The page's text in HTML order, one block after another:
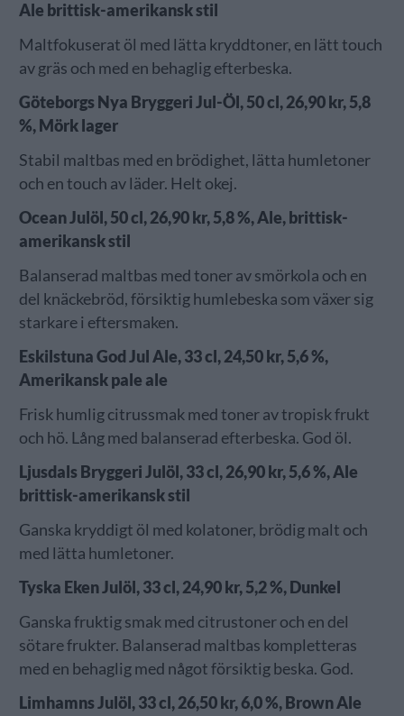
Ale brittisk-amerikansk stil
Maltfokuserat öl med lätta kryddtoner, en lätt touch
av gräs och med en behaglig efterbeska.
Göteborgs Nya Bryggeri Jul-Öl, 50 cl, 26,90 kr, 5,8
%, Mörk lager
Stabil maltbas med en brödighet, lätta humletoner
och en touch av läder. Helt okej.
Ocean Julöl, 50 cl, 26,90 kr, 5,8 %, Ale, brittisk-
amerikansk stil
Balanserad maltbas med toner av smörkola och en
del knäckebröd, försiktig humlebeska som växer sig
starkare i eftersmaken.
Eskilstuna God Jul Ale, 33 cl, 24,50 kr, 5,6 %,
Amerikansk pale ale
Frisk humlig citrussmak med toner av tropisk frukt
och hö. Lång med balanserad efterbeska. God öl.
Ljusdals Bryggeri Julöl, 33 cl, 26,90 kr, 5,6 %, Ale
brittisk-amerikansk stil
Ganska kryddigt öl med kolatoner, brödig malt och
med lätta humletoner.
Tyska Eken Julöl, 33 cl, 24,90 kr, 5,2 %, Dunkel
Ganska fruktig smak med citrustoner och en del
sötare frukter. Balanserad maltbas kompletteras
med en behaglig med något försiktig beska. God.
Limhamns Julöl, 33 cl, 26,50 kr, 6,0 %, Brown Ale